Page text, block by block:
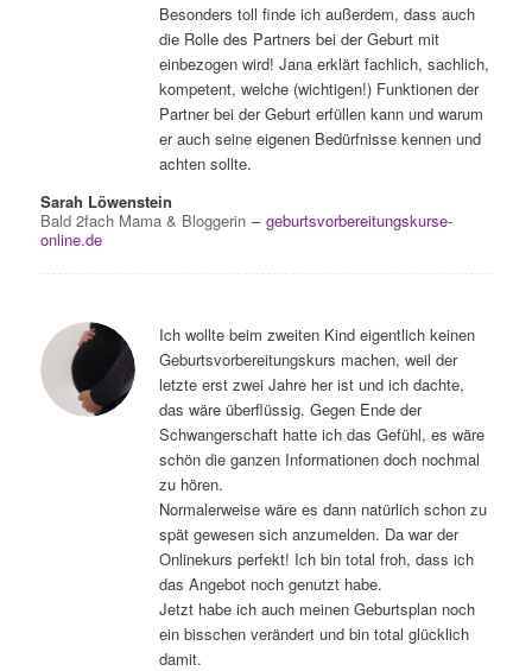
Besonders toll finde ich außerdem, dass auch
die Rolle des Partners bei der Geburt mit
einbezogen wird! Jana erklärt fachlich, sachlich,
kompetent, welche (wichtigen!) Funktionen der
Partner bei der Geburt erfüllen kann und warum
er auch seine eigenen Bedürfnisse kennen und
achten sollte.
Sarah Löwenstein
Bald 2fach Mama & Bloggerin – geburtsvorbereitungskurse-
online.de
Ich wollte beim zweiten Kind eigentlich keinen
Geburtsvorbereitungskurs machen, weil der
letzte erst zwei Jahre her ist und ich dachte,
das wäre überflüssig. Gegen Ende der
Schwangerschaft hatte ich das Gefühl, es wäre
schön die ganzen Informationen doch nochmal
zu hören.
Normalerweise wäre es dann natürlich schon zu
spät gewesen sich anzumelden. Da war der
Onlinekurs perfekt! Ich bin total froh, dass ich
das Angebot noch genutzt habe.
Jetzt habe ich auch meinen Geburtsplan noch
ein bisschen verändert und bin total glücklich
damit.